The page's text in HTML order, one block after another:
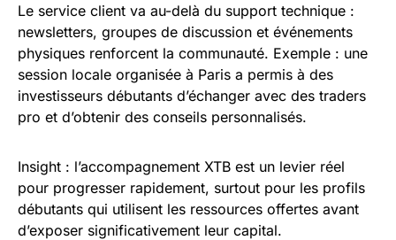
Le service client va au-delà du support technique :
newsletters, groupes de discussion et événements
physiques renforcent la communauté. Exemple : une
session locale organisée à Paris a permis à des
investisseurs débutants d’échanger avec des traders
pro et d’obtenir des conseils personnalisés.
Insight : l’accompagnement XTB est un levier réel
pour progresser rapidement, surtout pour les profils
débutants qui utilisent les ressources offertes avant
d’exposer significativement leur capital.